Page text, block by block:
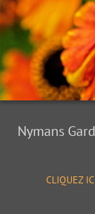
Nymans
CLIQUEZ